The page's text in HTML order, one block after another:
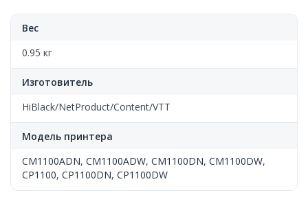
Вес
0.95 кг
Изготовитель
HiBlack/NetProduct/Content/VTT
Модель принтера
CM1100ADN, CM1100ADW, CM1100DN, CM1100DW,
CP1100, CP1100DN, CP1100DW